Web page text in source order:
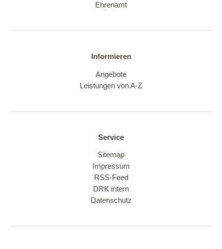
Ehrenamt
Informieren
Angebote
Leistungen von A-Z
Service
Sitemap
Impressum
RSS-Feed
DRK intern
Datenschutz